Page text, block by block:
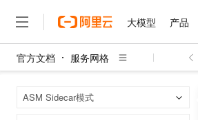
大模型 产品
官方文档 服务网格
ASM Sidecar模式
大模型
产品
解决方案
权益
定价
云市场
伙伴
服务
了解阿里云